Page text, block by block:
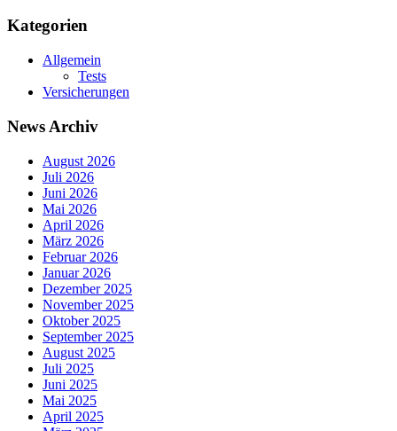
Kategorien
Allgemein
Tests
Versicherungen
News Archiv
August 2026
Juli 2026
Juni 2026
Mai 2026
April 2026
März 2026
Februar 2026
Januar 2026
Dezember 2025
November 2025
Oktober 2025
September 2025
August 2025
Juli 2025
Juni 2025
Mai 2025
April 2025